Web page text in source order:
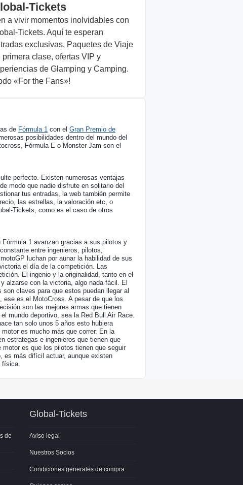
Tickets
a vivir momentos inolvidables con
Tickets. Aquí te esperan
exclusivas, Paquetes de Viaje
primera clase, ofertas VIP y
de Glamping y Camping.
«For the Fans»!
de Fórmula 1 con el Gran Premio de
posibilidades dentro del mundo del
Fórmula E o Monster Jam son el
perfecto. Existen numerosas ventajas
modo que nadie disfrute en solitario del
tus entradas, la web también permite
las estrellas, la valoración etc, o
Tickets, como es el caso de otros
1 avanzan gracias a sus pilotos y
entre ingenieros, pilotos,
luchan por aunar la habilidad de sus
el día de la competición. Las
El ingenio y la originalidad, tanto en el
alzarse con la victoria, algo nada fácil. El
claves para que estos puedan llegar al
es el MotoCross. A pesar de que los
son las mejores armas que tienen
mundo deportivo, sea la Red Bull Air Race.
tan solo unos 5 años esto hubiera
es mucho más que correr. En la
estrategas e ingenieros que tienen que
es que los pilotos tienen que seguir
es más difícil actuar, aunque existen
de
Global-Tickets
Aviso legal
Nuestros Socios
Condiciones generales de compra